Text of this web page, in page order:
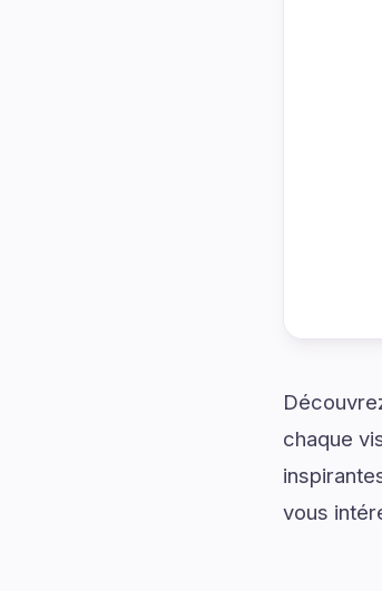
chaque
vous